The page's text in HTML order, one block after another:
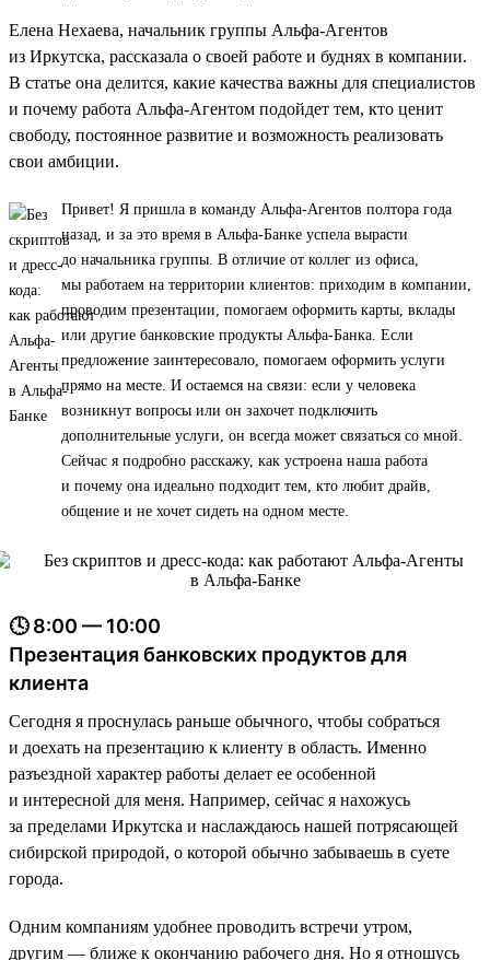
Елена Нехаева, начальник группы Альфа-Агентов
из Иркутска, рассказала о своей работе и буднях в компании.
В статье она делится, какие качества важны для специалистов
и почему работа Альфа-Агентом подойдет тем, кто ценит
свободу, постоянное развитие и возможность реализовать
свои амбиции.
Привет! Я пришла в команду Альфа-Агентов полтора года
назад, и за это время в Альфа-Банке успела вырасти
до начальника группы. В отличие от коллег из офиса,
мы работаем на территории клиентов: приходим в компании,
проводим презентации, помогаем оформить карты, вклады
или другие банковские продукты Альфа-Банка. Если
предложение заинтересовало, помогаем оформить услуги
прямо на месте. И остаемся на связи: если у человека
возникнут вопросы или он захочет подключить
дополнительные услуги, он всегда может связаться со мной.
Сейчас я подробно расскажу, как устроена наша работа
и почему она идеально подходит тем, кто любит драйв,
общение и не хочет сидеть на одном месте.
🕓 8:00 — 10:00
Презентация банковских продуктов для
клиента
Сегодня я проснулась раньше обычного, чтобы собраться
и доехать на презентацию к клиенту в область. Именно
разъездной характер работы делает ее особенной
и интересной для меня. Например, сейчас я нахожусь
за пределами Иркутска и наслаждаюсь нашей потрясающей
сибирской природой, о которой обычно забываешь в суете
города.
Одним компаниям удобнее проводить встречи утром,
другим — ближе к окончанию рабочего дня. Но я отношусь